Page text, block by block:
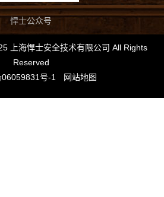
悍士公众号
上海悍士安全技术有限公司 All Rights
Reserved
06059831号-1
网站地图